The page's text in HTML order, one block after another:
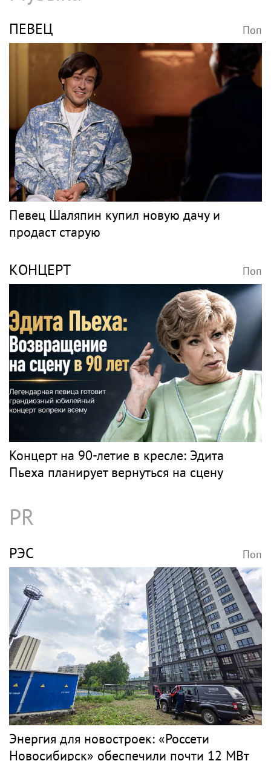
«Скучаю!»: Анна Нетребко трогательно
отреагировала на отъезд 17-летнего сына
в Данию
ВОЛОЧКОВА
Волочкова заявила, что ее дочь Ариадна
«совершила глупость», взяв фамилию
мужа
Музыка
ПЕВЕЦ Поп
Певец Шаляпин купил новую дачу и
продаст старую
КОНЦЕРТ Поп